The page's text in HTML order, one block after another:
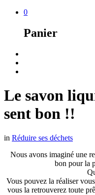
0
Panier
Le savon
sent bon !!
in Réduire ses déchets
Nous avons imaginé une
bon pour la
Vous pouvez la réaliser
vous la retrouverez toute